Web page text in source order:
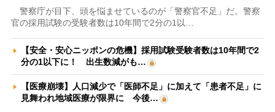
警察庁が目下、頭を悩ませているのが「警察官不足」だ。警察
官の採用試験の受験者数は10年間で2分の1以…
【安全・安心ニッポンの危機】採用試験受験者数は10年間で2
分の1以下に！ 出生数減がも…
【医療崩壊】人口減少で「医師不足」に加えて「患者不足」に
見舞われ地域医療が限界に 今後…